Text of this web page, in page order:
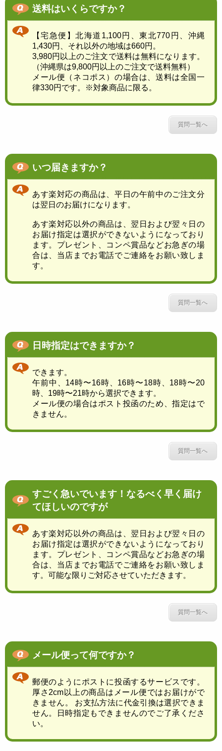
送料はいくらですか？
【宅急便】北海道1,100円、東北770円、沖縄
1,430円、それ以外の地域は660円。
3,980円以上のご注文で送料は無料になります。
（沖縄県は9,800円以上のご注文で送料無料）
メール便（ネコポス）の場合は、送料は全国一
律330円です。※対象商品に限る。
質問一覧へ
いつ届きますか？
あす楽対応の商品は、平日の午前中のご注文分
は翌日のお届けになります。
あす楽対応以外の商品は、翌日および翌々日の
お届け指定は選択ができないようになっており
ます。プレゼント、コンペ賞品などお急ぎの場
合は、当店までお電話でご連絡をお願い致しま
す。
質問一覧へ
日時指定はできますか？
できます。
午前中、14時〜16時、16時〜18時、18時〜20
時、19時〜21時から選択できます。
メール便の場合はポスト投函のため、指定はで
きません。
質問一覧へ
すごく急いでいます！なるべく早く届け
てほしいのですが
あす楽対応以外の商品は、翌日および翌々日の
お届け指定は選択ができないようになっており
ます。プレゼント、コンペ賞品などお急ぎの場
合は、当店までお電話でご連絡をお願い致しま
す。可能な限りご対応させていただきます。
質問一覧へ
メール便って何ですか？
郵便のようにポストに投函するサービスです。
厚さ2cm以上の商品はメール便ではお届けがで
きません。 お支払方法に代金引換は選択できま
せん。日時指定もできませんのでご了承くださ
い。